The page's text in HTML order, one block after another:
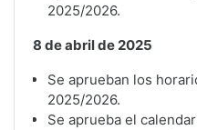
2025/2026.
8 de abril de 2025
Se aprueban los
2025/2026.
Se aprueba el